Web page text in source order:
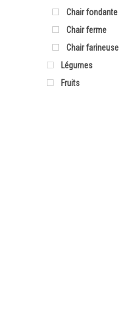
Chair fondante
Chair ferme
Chair farineuse
Légumes
Fruits